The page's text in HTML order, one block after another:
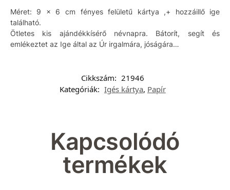
Méret: 9 x 6 cm fényes felületű kártya ,+ hozzáillő ige
található.
Ötletes kis ajándékkísérő névnapra. Bátorít, segít és
emlékeztet az Ige által az Úr irgalmára, jóságára…
Cikkszám: 21946
Kategóriák: Igés kártya, Papír
Kapcsolódó
termékek